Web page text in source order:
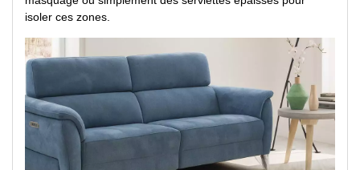
isoler ces zones.